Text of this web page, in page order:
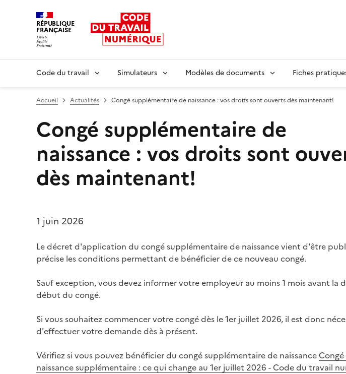
RÉPUBLIQUE
FRANÇAISE
Code du travail Simulateurs Modèles de documents Fiches
Accueil Actualités Congé supplémentaire de naissance : vos droits sont ouverts dès maintenant!
Congé supplémentaire de
naissance : vos droits sont
dès maintenant!
1 juin 2026
Le décret d'application du congé supplémentaire de naissance vient d'être
précise les conditions permettant de bénéficier de ce nouveau congé.
Sauf exception, vous devez informer votre employeur au moins 1 mois avant la
début du congé.
Si vous souhaitez commencer votre congé dès le 1er juillet 2026, il est donc
d'effectuer votre demande dès à présent.
Vérifiez si vous pouvez bénéficier du congé supplémentaire de naissance
naissance supplémentaire : ce qui change au 1er juillet 2026 - Code du travail